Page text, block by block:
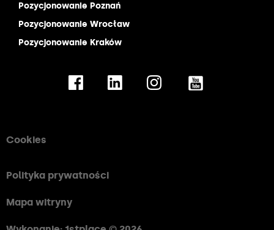
Pozycjonowanie Poznań
Pozycjonowanie Wrocław
Pozycjonowanie Kraków
Cookies
Polityka prywatności
Mapa witryny